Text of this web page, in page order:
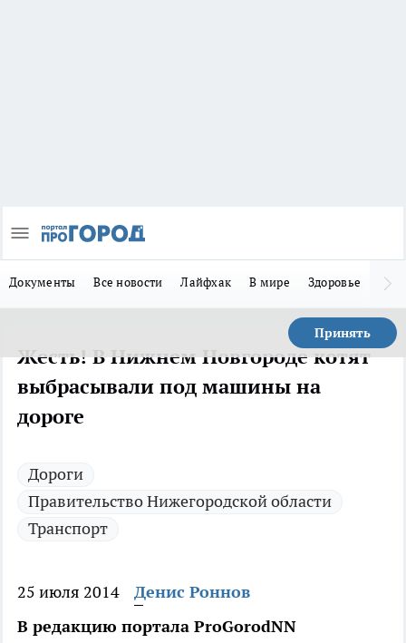
Документы Все новости Лайфхак В мире Здоровье
Принять
Жесть! В Нижнем Новгороде котят
выбрасывали под машины на
дороге
Дороги
Правительство Нижегородской области
Транспорт
25 июля 2014
Денис Роннов
В редакцию портала ProGorodNN